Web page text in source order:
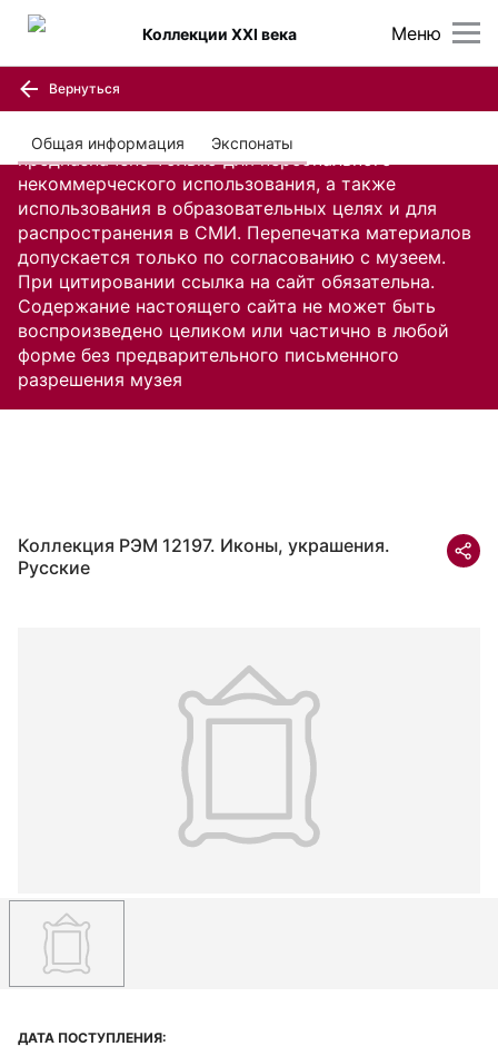
Содержание настоящего сайта, включая все
изображения и текстовую информацию,
предназначено только для персонального
некоммерческого использования, а также
использования в образовательных целях и для
распространения в СМИ. Перепечатка материалов
допускается только по согласованию с музеем.
При цитировании ссылка на сайт обязательна.
Содержание настоящего сайта не может быть
воспроизведено целиком или частично в любой
форме без предварительного письменного
разрешения музея
Меню
Коллекции XXI века
Вернуться
Общая информация Экспонаты
Коллекция РЭМ 12197. Иконы, украшения.
Русские
ДАТА ПОСТУПЛЕНИЯ: